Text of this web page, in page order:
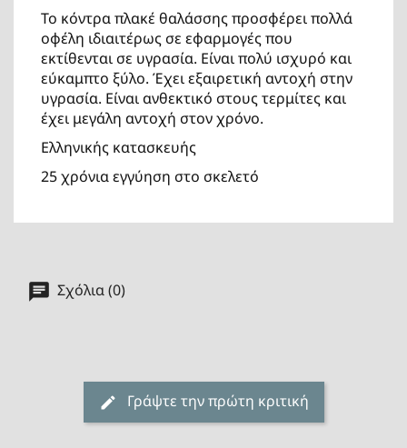
Το κόντρα πλακέ θαλάσσης προσφέρει πολλά
οφέλη ιδιαιτέρως σε εφαρμογές που
εκτίθενται σε υγρασία. Είναι πολύ ισχυρό και
εύκαμπτο ξύλο. Έχει εξαιρετική αντοχή στην
υγρασία. Είναι ανθεκτικό στους τερμίτες και
έχει μεγάλη αντοχή στον χρόνο.
Ελληνικής κατασκευής
25 χρόνια εγγύηση στο σκελετό
Σχόλια (0)
Γράψτε την πρώτη κριτική